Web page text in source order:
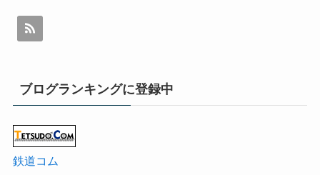
ブログランキングに登録中
鉄道コム